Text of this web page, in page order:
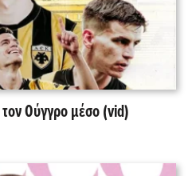
Ούγγρο μέσο (vid)